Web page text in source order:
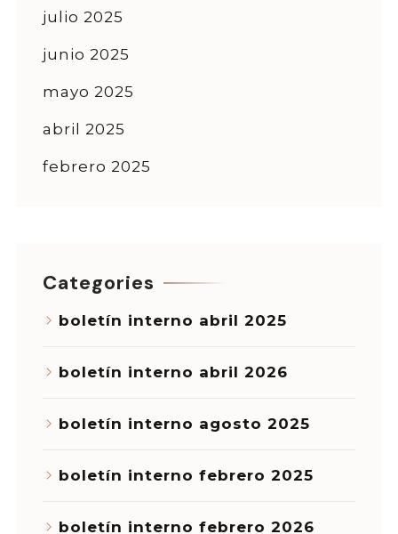
julio 2025
junio 2025
mayo 2025
abril 2025
febrero 2025
Categories
boletín interno abril 2025
boletín interno abril 2026
boletín interno agosto 2025
boletín interno febrero 2025
boletín interno febrero 2026